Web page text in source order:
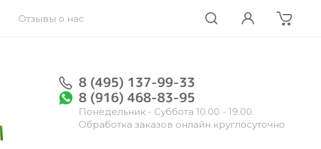
Отзывы о нас
8 (495) 137-99-33
8 (916) 468-83-95
Понедельник - Суббота 10.00 - 19.00.
Обработка заказов онлайн круглосуточно